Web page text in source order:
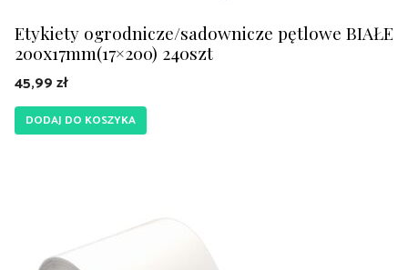
Etykiety ogrodnicze/sadownicze pętlowe BIAŁE
200x17mm(17×200) 240szt
45,99zł
DODAJ DO KOSZYKA